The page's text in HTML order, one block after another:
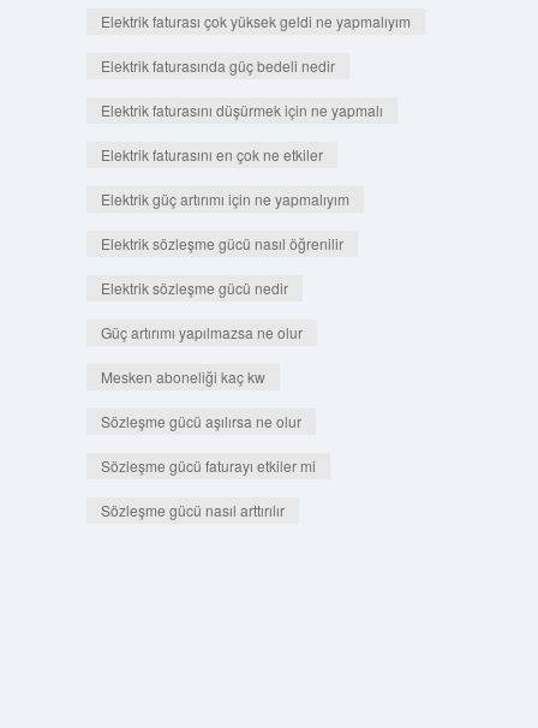
Elektrik faturası çok yüksek geldi ne yapmalıyım
Elektrik faturasında güç bedeli nedir
Elektrik faturasını düşürmek için ne yapmalı
Elektrik faturasını en çok ne etkiler
Elektrik güç artırımı için ne yapmalıyım
Elektrik sözleşme gücü nasıl öğrenilir
Elektrik sözleşme gücü nedir
Güç artırımı yapılmazsa ne olur
Mesken aboneliği kaç kw
Sözleşme gücü aşılırsa ne olur
Sözleşme gücü faturayı etkiler mi
Sözleşme gücü nasıl arttırılır